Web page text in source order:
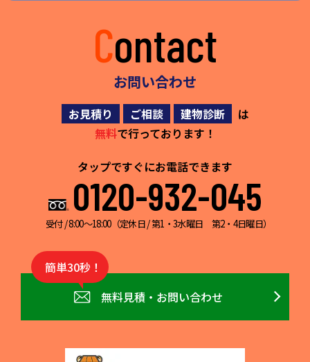
Contact
お問い合わせ
お見積り ご相談 建物診断
は
無料で行っております！
タップですぐにお電話できます
0120-932-045
受付 / 8:00～18:00（定休日 / 第1・3水曜日 第2・4日曜日）
簡単30秒！
無料見積・お問い合わせ